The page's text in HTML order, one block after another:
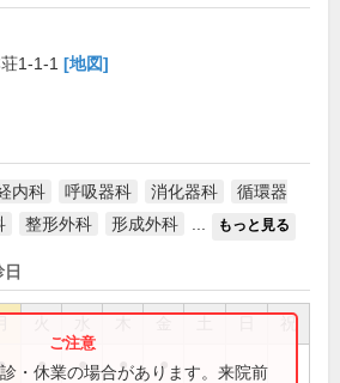
1-1-1 [地図]
内科 呼吸器科 消化器科
循環器
整形外科 形成外科 もっと見る
祝
● ● ● ● ●
・休業の場合があります。来院前